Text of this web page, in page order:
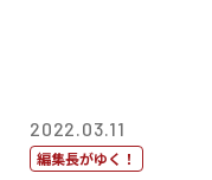
2022.03.11
編集長がゆく！